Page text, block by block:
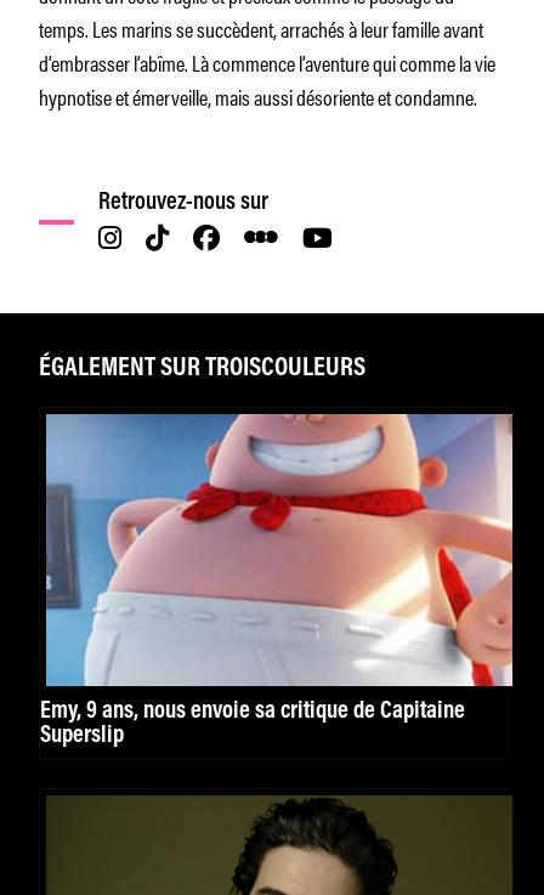
temps. Les marins se succèdent, arrachés à leur famille avant
d’embrasser l’abîme. Là commence l’aventure qui comme la vie
hypnotise et émerveille, mais aussi désoriente et condamne.
Retrouvez-nous sur
ÉGALEMENT SUR TROISCOULEURS
Emy, 9 ans, nous envoie sa critique de Capitaine
Superslip